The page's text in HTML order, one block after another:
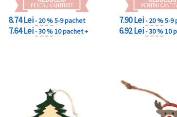
PENTRU CANTITATE
8.74 Lei- 20 %5-9 pachet
7.64 Lei- 30 %10 pachet +
PENTRU
7.90 Lei- 20 %5-9
6.92 Lei- 30 %10